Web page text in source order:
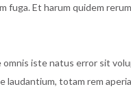
fuga. Et harum quidem
omnis iste natus error sit
laudantium, totam rem